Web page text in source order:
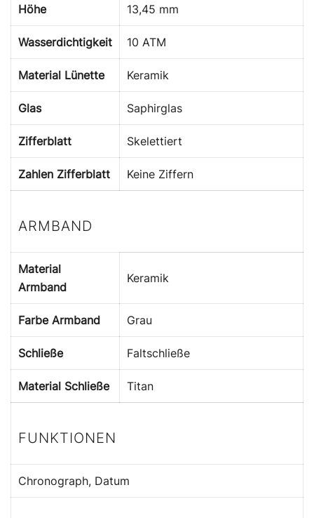
Höhe 13,45 mm
Wasserdichtigkeit 10 ATM
Material Lünette Keramik
Glas Saphirglas
Zifferblatt Skelettiert
Zahlen Zifferblatt Keine Ziffern
ARMBAND
Material
Armband
Keramik
Farbe Armband Grau
Schließe Faltschließe
Material Schließe Titan
FUNKTIONEN
Chronograph, Datum